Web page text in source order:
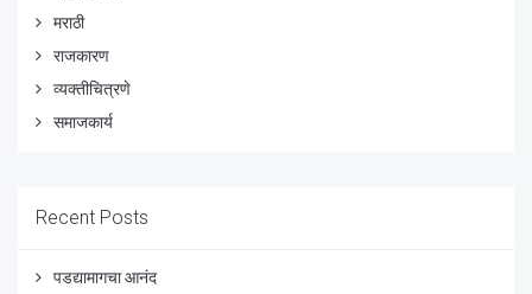
मराठी
राजकारण
व्यक्तीचित्रणे
समाजकार्य
Recent Posts
पडद्यामागचा आनंद